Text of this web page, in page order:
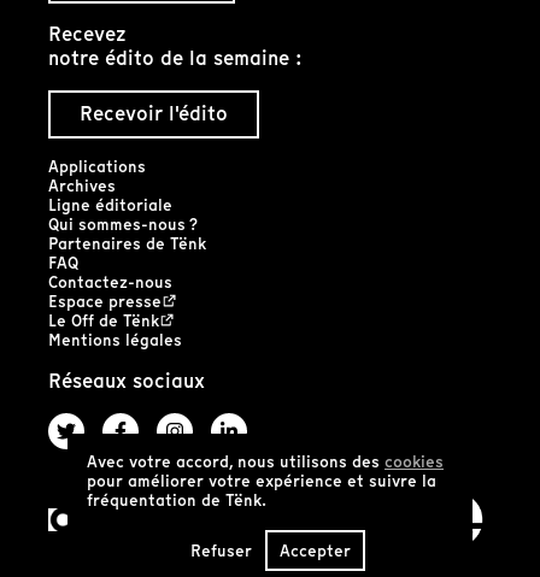
Avec votre accord, nous utilisons des cookies
pour améliorer votre expérience et suivre la
fréquentation de Tënk.
Refuser Accepter
Recevez
notre édito de la semaine :
Recevoir l'édito
Applications
Archives
Ligne éditoriale
Qui sommes-nous ?
Partenaires de Tënk
FAQ
Contactez-nous
Espace presse
Le Off de Tënk
Mentions légales
Réseaux sociaux